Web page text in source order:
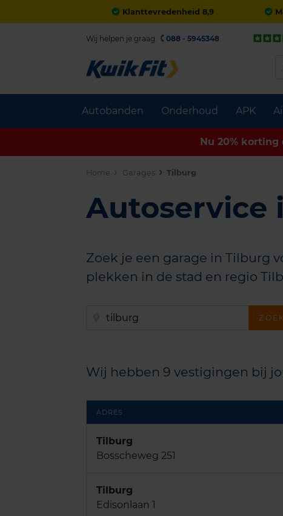
Klanttevredenheid 8,9
Autobanden Onderhoud APK
Wij helpen je graag. 088 - 5945348
Nu 20% korting
Home Garages Tilburg
Autoservice
Zoek je een garage in Tilburg
plekken in de stad en regio
Wij hebben 9 vestigingen bij
ADRES
Tilburg
Bosscheweg 251
Tilburg
Edisonlaan 1